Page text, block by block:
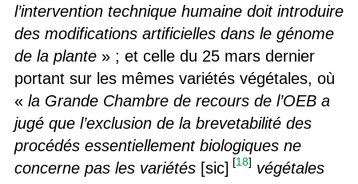
l’intervention technique humaine doit introduire
des modifications artificielles dans le génome
de la plante» ; et celle du 25 mars dernier
portant sur les mêmes variétés végétales, où
« la Grande Chambre de recours de l’OEB a
jugé que l’exclusion de la brevetabilité des
procédés essentiellement biologiques ne
concerne pas les variétés[sic] [18] végétales